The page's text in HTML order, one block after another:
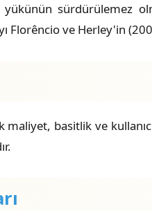
sürdürülemez
ve Herley'in
basitlik ve